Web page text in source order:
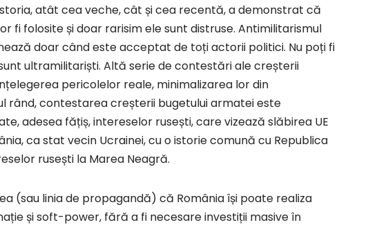
atât cea veche, cât și cea recentă, a demonstrat că
fi folosite și doar rarisim ele sunt distruse. Antimilitarismul
doar când este acceptat de toți actorii politici. Nu poți fi
ultramilitariști. Altă serie de contestări ale creșterii
pericolelor reale, minimalizarea lor din
rând, contestarea creșterii bugetului armatei este
adesea fățiș, intereselor rusești, care vizează slăbirea UE
ca stat vecin Ucrainei, cu o istorie comună cu Republica
rusești la Marea Neagră.
(sau linia de propagandă) că România își poate realiza
și soft-power, fără a fi necesare investiții masive în